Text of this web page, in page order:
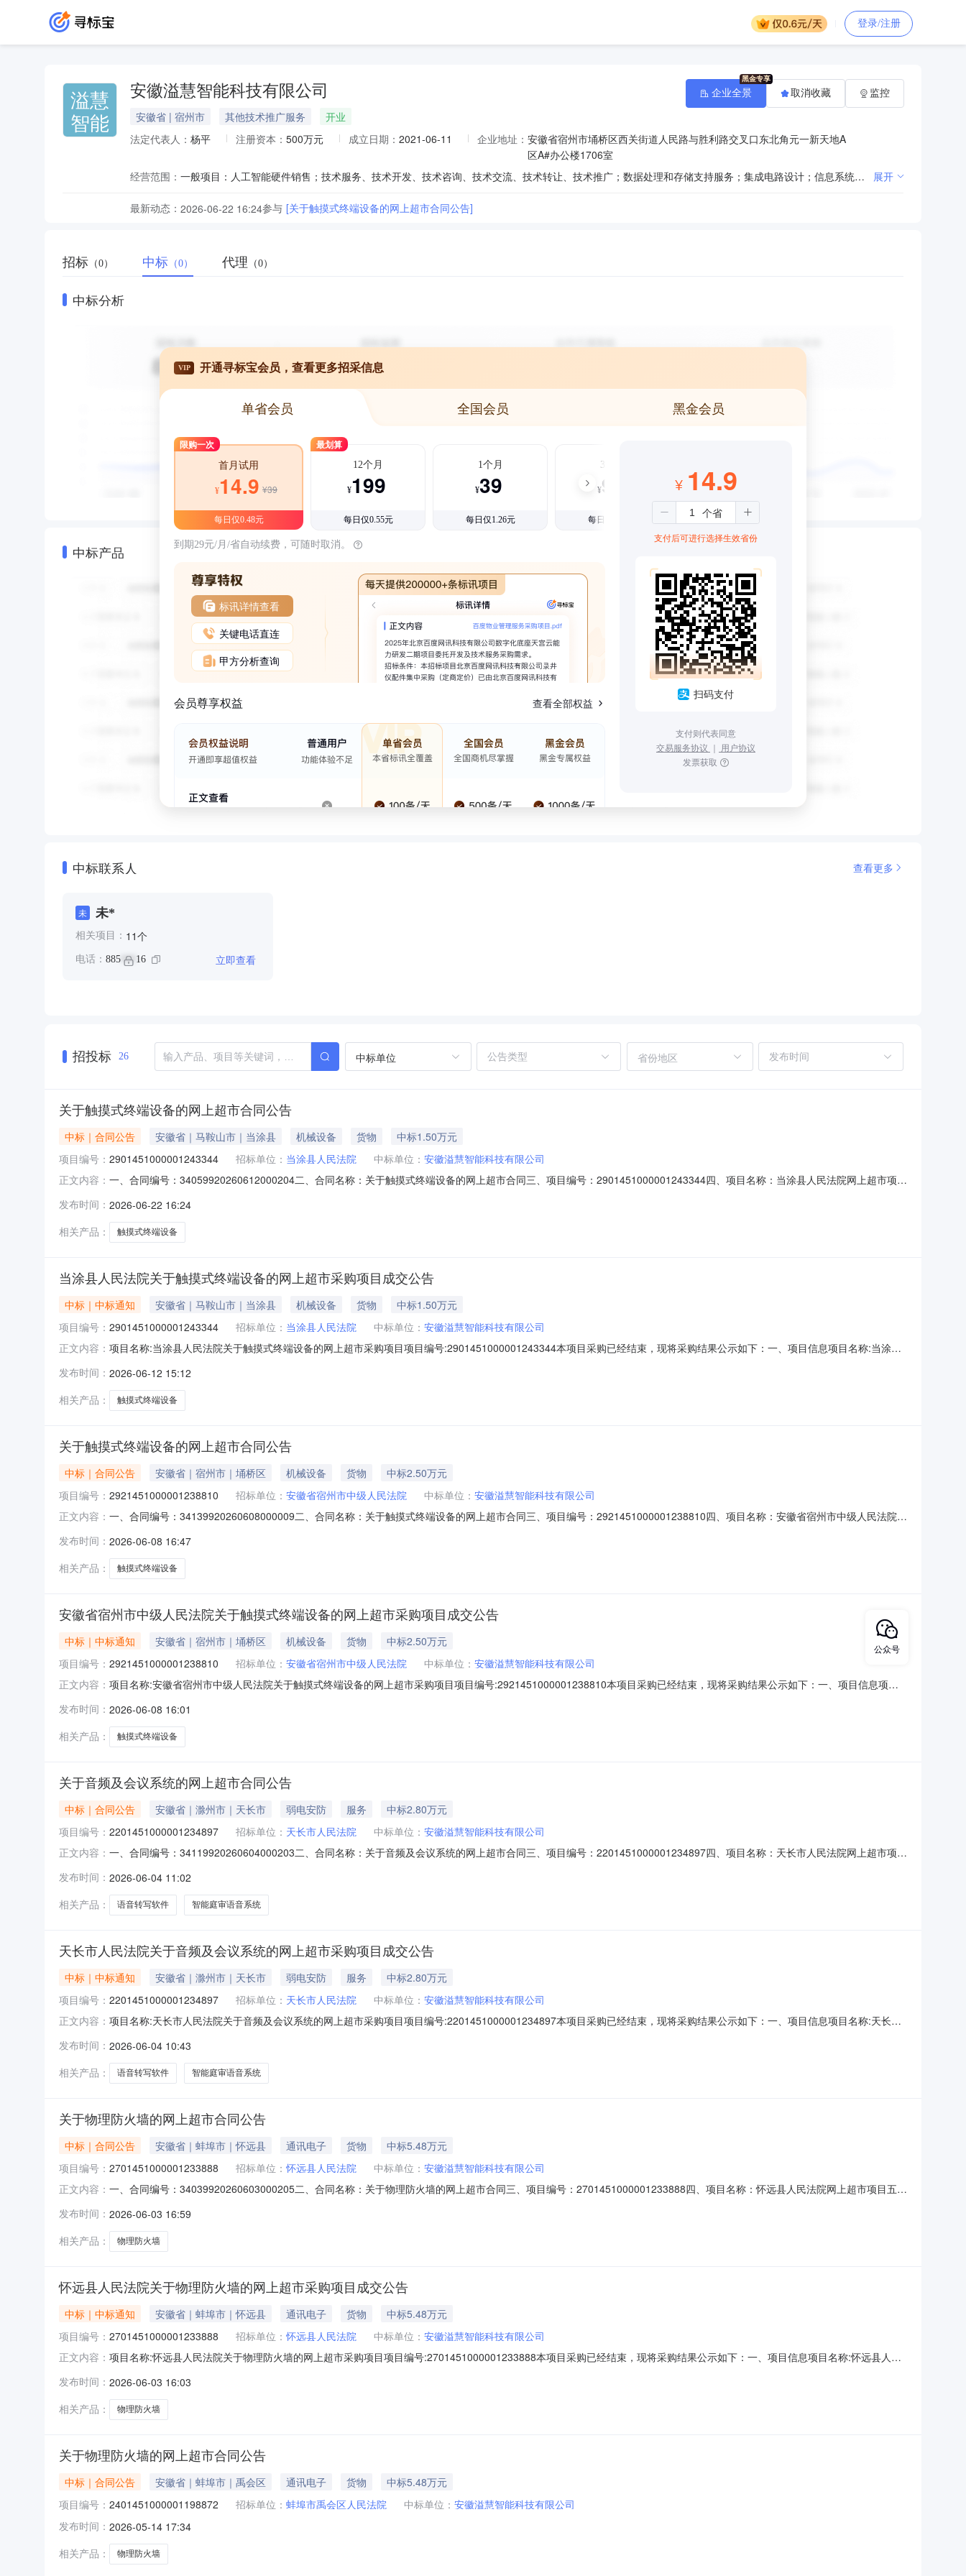
登录/注册
溢慧
智能
安徽溢慧智能科技有限公司
安徽省 | 宿州市 其他技术推广服务
开业
法定代表人： 杨平 注册资本： 500万元 成立日期： 2021-06-11 企业地址： 安徽省宿州市埇桥区西关街道人民路与胜利路交叉口东北角元一新天地A
区A#办公楼1706室
经营范围：
一般项目：人工智能硬件销售；技术服务、技术开发、技术咨询、技术交流、技术转让、技术推广；数据处理和存储支持服务；集成电路设计；信息系统集成服务；信息技术咨询服务；建筑装饰材料销售；电子产品销售；通信设备销售；计算机软硬件及辅助设备零售；日用家电零售；家用视听设备销售；家具销售；互联网销售（除销售需要许可的商品）；软件开发；日用产品修理；广告设计、代理；广告制作；电力电子元器件制造；电力设施器材制造；机械电气设备制造；机械设备销售；软件销售；通信设备制造；计算机及办公设备维修；教育咨询服务（不含涉许可审批的教育培训活动）；第二类医疗器械销售；第二类医疗器械租赁（除许可业务外，可自主依法经营法律法规非禁止或限制的项目） 展开
最新动态： 2026-06-22 16:24参与 [关于触摸式终端设备的网上超市合同公告]
企业全景 取消收藏 监控
招标 （0） 中标 （0） 代理 （0）
中标分析
中标产品
VIP 开通寻标宝会员，查看更多招采信息
单省会员 全国会员 黑金会员
限购一次
首月试用
¥14.9 ¥39
每日仅0.48元
最划算
12个月
¥199
每日仅0.55元
1个月
¥39
每日仅1.26元
3个月
¥99
每日仅1.08元
到期29元/月/省自动续费，可随时取消。
标讯详情查看
关键电话直连
甲方分析查询
会员尊享权益 查看全部权益
¥ 14.9
支付后可进行选择生效省份
扫码支付
支付则代表同意
交易服务协议 ｜ 用户协议
发票获取
中标联系人 查看更多
未 未*
相关项目： 11个
电话： 885 *** 16 立即查看
招投标 26 中标单位 省份地区
关于触摸式终端设备的网上超市合同公告
中标｜合同公告 安徽省｜马鞍山市｜当涂县 机械设备 货物
中标1.50万元
项目编号： 2901451000001243344 招标单位： 当涂县人民法院 中标单位： 安徽溢慧智能科技有限公司
正文内容： 一、合同编号：34059920260612000204二、合同名称：关于触摸式终端设备的网上超市合同三、项目编号：2901451000001243344四、项目名称：当涂县人民法院网上超市项目
河中路712号联系方式：1885710160六、合同主体信息1.主要标的信息：主要标的名称：华宇TIM-200窗口智能交互终端触摸式终端设备数量：1.00单价（
发布时间： 2026-06-22 16:24
相关产品：
触摸式终端设备
当涂县人民法院关于触摸式终端设备的网上超市采购项目成交公告
中标｜中标通知 安徽省｜马鞍山市｜当涂县 机械设备 货物
中标1.50万元
项目编号： 2901451000001243344 招标单位： 当涂县人民法院 中标单位： 安徽溢慧智能科技有限公司
正文内容： 项目名称:当涂县人民法院关于触摸式终端设备的网上超市采购项目项目编号:2901451000001243344本项目采购已经结束，现将采购结果公示如下：一、项目信息项目名称:当涂县
单位地址:/三、成交信息交易方式:直接采购成交日期:2026年6月12日总成交金额（元）:15000（人民币）成交供应商名称、联系地址及成交金额:序号成交供应商名
发布时间： 2026-06-12 15:12
相关产品：
触摸式终端设备
关于触摸式终端设备的网上超市合同公告
中标｜合同公告 安徽省｜宿州市｜埇桥区 机械设备 货物
中标2.50万元
项目编号： 2921451000001238810 招标单位： 安徽省宿州市中级人民法院 中标单位： 安徽溢慧智能科技有限公司
正文内容： 一、合同编号：34139920260608000009二、合同名称：关于触摸式终端设备的网上超市合同三、项目编号：2921451000001238810四、项目名称：安徽省宿州市中级人民法院网
址：安徽省宿州市埇桥区宿州市埇桥区南关街道汴河中路712号联系方式：1885710160六、合同主体信息1.主要标的信息：主要标的名称：华宇TIM-300窗口
发布时间： 2026-06-08 16:47
相关产品：
触摸式终端设备
安徽省宿州市中级人民法院关于触摸式终端设备的网上超市采购项目成交公告
中标｜中标通知 安徽省｜宿州市｜埇桥区 机械设备 货物
中标2.50万元
项目编号： 2921451000001238810 招标单位： 安徽省宿州市中级人民法院 中标单位： 安徽溢慧智能科技有限公司
正文内容： 项目名称:安徽省宿州市中级人民法院关于触摸式终端设备的网上超市采购项目项目编号:2921451000001238810本项目采购已经结束，现将采购结果公示如下：一、项目信息项目
称:安徽省宿州市中级人民法院采购单位地址:宿州市埇桥区银河一路528号三、成交信息交易方式:议价采购成交日期:2026年6月8日总成交金额（元）:25000（人民币
发布时间： 2026-06-08 16:01
相关产品：
触摸式终端设备
关于音频及会议系统的网上超市合同公告
中标｜合同公告 安徽省｜滁州市｜天长市 弱电安防 服务
中标2.80万元
项目编号： 2201451000001234897 招标单位： 天长市人民法院 中标单位： 安徽溢慧智能科技有限公司
正文内容： 一、合同编号：34119920260604000203二、合同名称：关于音频及会议系统的网上超市合同三、项目编号：2201451000001234897四、项目名称：天长市人民法院网上超市项目
河中路712号联系方式：1885710160六、合同主体信息1.主要标的信息：主要标的名称：华宇无型号智能庭审语音系统/语音转写软件数量：1.00单价（元）：280
发布时间： 2026-06-04 11:02
相关产品：
语音转写软件 智能庭审语音系统
天长市人民法院关于音频及会议系统的网上超市采购项目成交公告
中标｜中标通知 安徽省｜滁州市｜天长市 弱电安防 服务
中标2.80万元
项目编号： 2201451000001234897 招标单位： 天长市人民法院 中标单位： 安徽溢慧智能科技有限公司
正文内容： 项目名称:天长市人民法院关于音频及会议系统的网上超市采购项目项目编号:2201451000001234897本项目采购已经结束，现将采购结果公示如下：一、项目信息项目名称:天长市
位地址:滁州市三、成交信息交易方式:直接采购成交日期:2026年6月4日总成交金额（元）:28000（人民币）成交供应商名称、联系地址及成交金额:序号成交供应商名
发布时间： 2026-06-04 10:43
相关产品：
语音转写软件 智能庭审语音系统
关于物理防火墙的网上超市合同公告
中标｜合同公告 安徽省｜蚌埠市｜怀远县 通讯电子 货物
中标5.48万元
项目编号： 2701451000001233888 招标单位： 怀远县人民法院 中标单位： 安徽溢慧智能科技有限公司
正文内容： 一、合同编号：34039920260603000205二、合同名称：关于物理防火墙的网上超市合同三、项目编号：2701451000001233888四、项目名称：怀远县人民法院网上超市项目五、
南关街道汴河中路712号联系方式：1885710160六、合同主体信息1.主要标的信息：主要标的名称：天融信NGFW4000-UF下一代防火墙数量：1.00单价
发布时间： 2026-06-03 16:59
相关产品：
物理防火墙
怀远县人民法院关于物理防火墙的网上超市采购项目成交公告
中标｜中标通知 安徽省｜蚌埠市｜怀远县 通讯电子 货物
中标5.48万元
项目编号： 2701451000001233888 招标单位： 怀远县人民法院 中标单位： 安徽溢慧智能科技有限公司
正文内容： 项目名称:怀远县人民法院关于物理防火墙的网上超市采购项目项目编号:2701451000001233888本项目采购已经结束，现将采购结果公示如下：一、项目信息项目名称:怀远县人民
怀远县人民法院三、成交信息交易方式:直接采购成交日期:2026年6月3日总成交金额（元）:54800（人民币）成交供应商名称、联系地址及成交金额:序号成交供应商
发布时间： 2026-06-03 16:03
相关产品：
物理防火墙
关于物理防火墙的网上超市合同公告
中标｜合同公告 安徽省｜蚌埠市｜禹会区 通讯电子 货物
中标5.48万元
项目编号： 2401451000001198872 招标单位： 蚌埠市禹会区人民法院 中标单位： 安徽溢慧智能科技有限公司
发布时间： 2026-05-14 17:34
相关产品：
物理防火墙
公众号